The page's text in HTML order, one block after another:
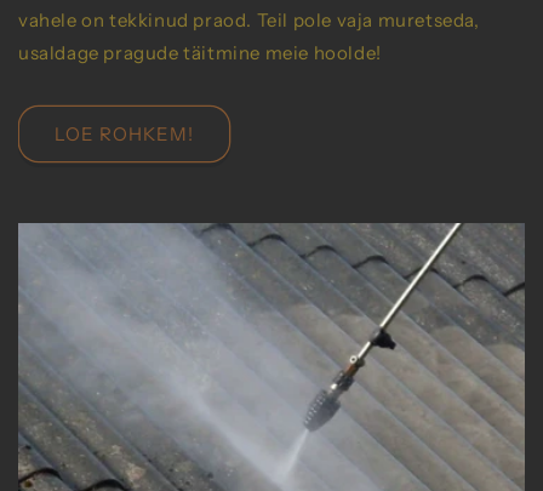
vahele on tekkinud praod. Teil pole vaja muretseda,
usaldage pragude täitmine meie hoolde!
LOE ROHKEM!